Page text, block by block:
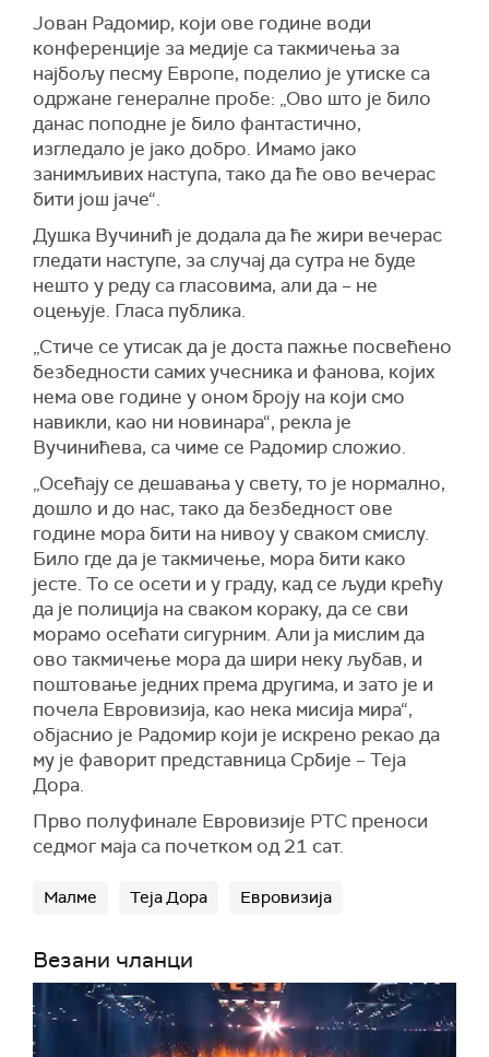
Јован Радомир, који ове године води
конференције за медије са такмичења за
најбољу песму Европе, поделио је утиске са
одржане генералне пробе: „Ово што је било
данас поподне је било фантастично,
изгледало је јако добро. Имамо јако
занимљивих наступа, тако да ће ово вечерас
бити још јаче“.
Душка Вучинић је додала да ће жири вечерас
гледати наступе, за случај да сутра не буде
нешто у реду са гласовима, али да – не
оцењује. Гласа публика.
„Стиче се утисак да је доста пажње посвећено
безбедности самих учесника и фанова, којих
нема ове године у оном броју на који смо
навикли, као ни новинара“, рекла је
Вучинићева, са чиме се Радомир сложио.
„Осећају се дешавања у свету, то је нормално,
дошло и до нас, тако да безбедност ове
године мора бити на нивоу у сваком смислу.
Било где да је такмичење, мора бити како
јесте. То се осети и у граду, кад се људи крећу
да је полиција на сваком кораку, да се сви
морамо осећати сигурним. Али ја мислим да
ово такмичење мора да шири неку љубав, и
поштовање једних према другима, и зато је и
почела Евровизија, као нека мисија мира“,
објаснио је Радомир који је искрено рекао да
му је фаворит представница Србије – Теја
Дора.
Прво полуфинале Евровизије РТС преноси
седмог маја са почетком од 21 сат.
Малме Теја Дора Евровизија
Везани чланци